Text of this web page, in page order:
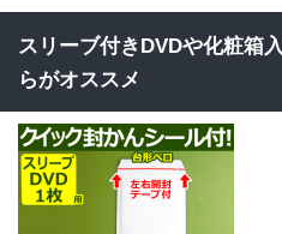
スリーブ付きDVDや化粧箱
らがオススメ